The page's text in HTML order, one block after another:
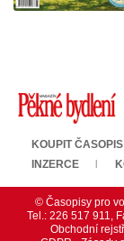
KOUPIT ČASOPIS
INZERCE
© Časopisy pro
Tel.: 226 517 911,
Obchodní